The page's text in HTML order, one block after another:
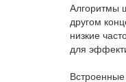
Алгоритмы
другом
низкие
для